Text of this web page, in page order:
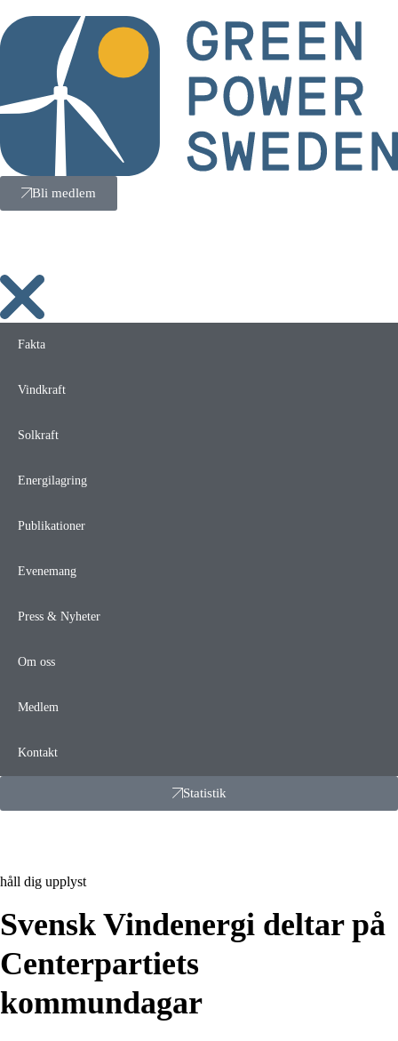
Bli medlem
Fakta
Vindkraft
Solkraft
Energilagring
Publikationer
Evenemang
Press & Nyheter
Om oss
Medlem
Kontakt
Statistik
håll dig upplyst
Svensk Vindenergi deltar på
Centerpartiets
kommundagar